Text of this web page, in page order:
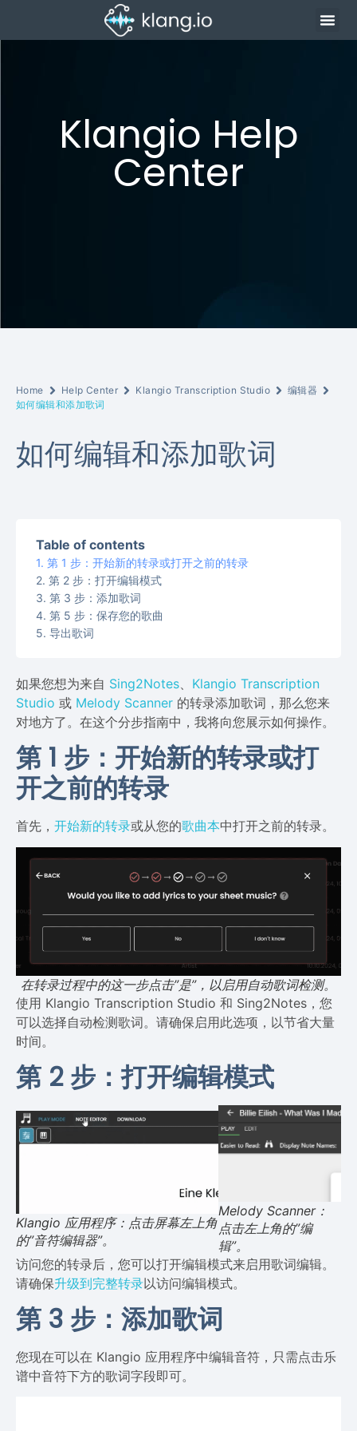
Klangio Help
Center
Home Help Center Klangio Transcription Studio
编辑器
如何编辑和添加歌词
如何编辑和添加歌词
Table of contents
第 1 步：开始新的转录或打开之前的转录
第 2 步：打开编辑模式
第 3 步：添加歌词
第 5 步：保存您的歌曲
导出歌词
如果您想为来自 Sing2Notes、 Klangio Transcription
Studio 或 Melody Scanner 的转录添加歌词，那么您来
对地方了。在这个分步指南中，我将向您展示如何操作。
第 1 步：开始新的转录或打
开之前的转录
首先， 开始新的转录或从您的歌曲本中打开之前的转录。
在转录过程中的这一步点击”是”，以启用自动歌词检测。
使用 Klangio Transcription Studio 和 Sing2Notes，您
可以选择自动检测歌词。请确保启用此选项，以节省大量
时间。
第 2 步：打开编辑模式
Klangio 应用程序：点击屏幕左上角
的”音符编辑器”。
Melody Scanner：
点击左上角的”编
辑”。
访问您的转录后，您可以打开编辑模式来启用歌词编辑。
请确保升级到完整转录以访问编辑模式。
第 3 步：添加歌词
您现在可以在 Klangio 应用程序中编辑音符，只需点击乐
谱中音符下方的歌词字段即可。